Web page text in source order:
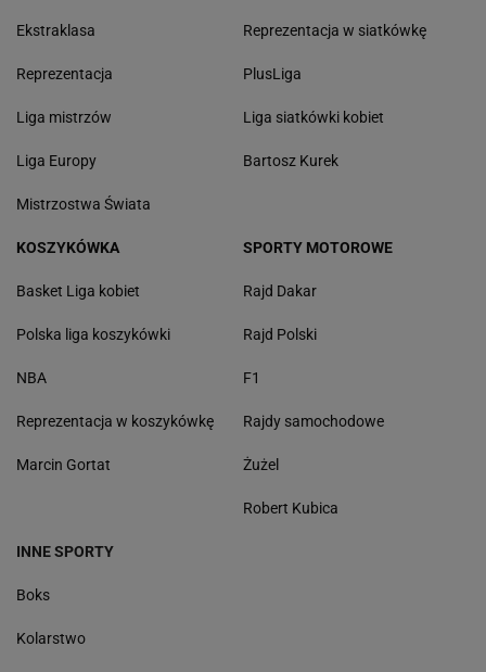
Ekstraklasa
Reprezentacja
Liga mistrzów
Liga Europy
Mistrzostwa Świata
Reprezentacja w siatkówkę
PlusLiga
Liga siatkówki kobiet
Bartosz Kurek
KOSZYKÓWKA
Basket Liga kobiet
Polska liga koszykówki
NBA
Reprezentacja w koszykówkę
Marcin Gortat
SPORTY MOTOROWE
Rajd Dakar
Rajd Polski
F1
Rajdy samochodowe
Żużel
Robert Kubica
INNE SPORTY
Boks
Kolarstwo